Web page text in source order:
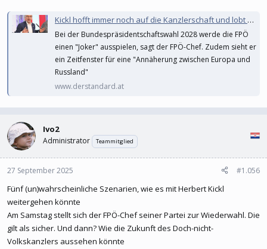
Kickl hofft immer noch auf die Kanzlerschaft und lobt Trump
Bei der Bundespräsidentschaftswahl 2028 werde die FPÖ
einen "Joker" ausspielen, sagt der FPÖ-Chef. Zudem sieht er
ein Zeitfenster für eine "Annäherung zwischen Europa und
Russland"
www.derstandard.at
Ivo2
Administrator Teammitglied
27 September 2025 #1.056
Fünf (un)wahrscheinliche Szenarien, wie es mit Herbert Kickl
weitergehen könnte
Am Samstag stellt sich der FPÖ-Chef seiner Partei zur Wiederwahl. Die
gilt als sicher. Und dann? Wie die Zukunft des Doch-nicht-
Volkskanzlers aussehen könnte